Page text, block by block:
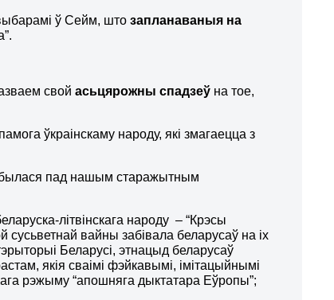
ў Сейм, штозапланаваныя на
свойасьцярожны спадзеў на тое,
ўкраінскаму народу, які змагаецца з
пад нашым старажытным
літвінскага народу – “Крэсы
сусьветнай вайны забівала беларусаў на іх
Беларусі, этнацыд беларусаў
якія сваімі фэйкавымі, імітацыйнымі
рэжыму “апошняга дыктатара Еўропы”;